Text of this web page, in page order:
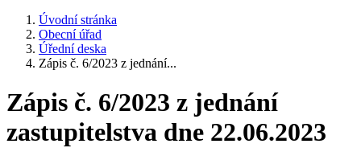
Úvodní stránka
Obecní úřad
Úřední deska
Zápis č. 6/2023 z jednání...
Zápis č. 6/2023 z jednání
zastupitelstva dne 22.06.2023